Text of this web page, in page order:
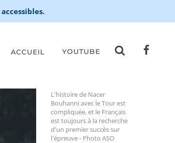
ACCUEIL YOUTUBE
L'histoire de Nacer
Bouhanni avec le Tour est
compliquée, et le Français
est toujours à la recherche
d'un premier succès sur
l'épreuve - Photo ASO